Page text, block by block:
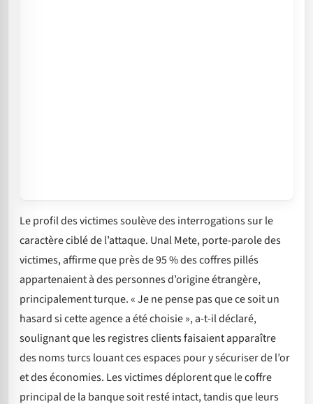
Le profil des victimes soulève des interrogations sur le
caractère ciblé de l’attaque. Unal Mete, porte-parole des
victimes, affirme que près de 95 % des coffres pillés
appartenaient à des personnes d’origine étrangère,
principalement turque. « Je ne pense pas que ce soit un
hasard si cette agence a été choisie », a-t-il déclaré,
soulignant que les registres clients faisaient apparaître
des noms turcs louant ces espaces pour y sécuriser de l’or
et des économies. Les victimes déplorent que le coffre
principal de la banque soit resté intact, tandis que leurs